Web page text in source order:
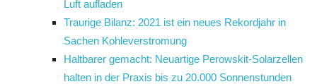
Luft aufladen
Traurige Bilanz: 2021 ist ein neues Rekordjahr in
Sachen Kohleverstromung
Haltbarer gemacht: Neuartige Perowskit-Solarzellen
halten in der Praxis bis zu 20.000 Sonnenstunden